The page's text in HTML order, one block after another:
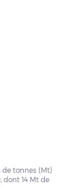
de tonnes (Mt)
dont 14 Mt de